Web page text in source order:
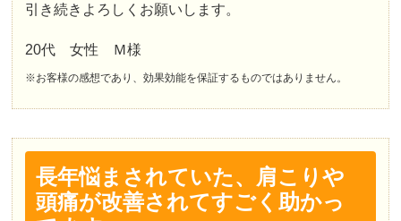
引き続きよろしくお願いします。
20代 女性 Ｍ様
※お客様の感想であり、効果効能を保証するものではありません。
長年悩まされていた、肩こりや
頭痛が改善されてすごく助かっ